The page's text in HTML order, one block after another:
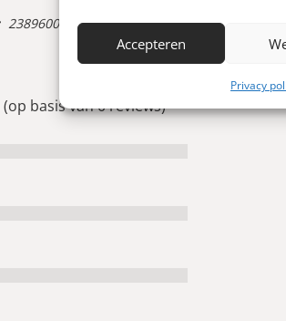
Accepteren
Privacy
238960090000
basis van 0 reviews)